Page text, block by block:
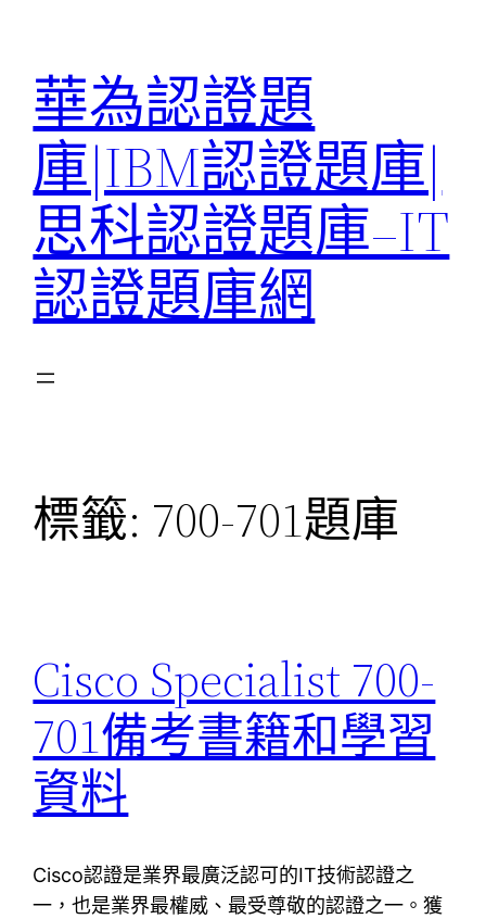
華為認證題
庫|IBM認證題庫|
思科認證題庫–IT
認證題庫網
標籤: 700-701題庫
Cisco Specialist 700-
701備考書籍和學習
資料
Cisco認證是業界最廣泛認可的IT技術認證之
一，也是業界最權威、最受尊敬的認證之一。獲